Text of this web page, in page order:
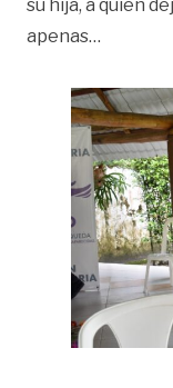
su hija, a quien
apenas…